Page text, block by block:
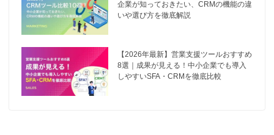
企業が知っておきたい、CRMの機能の違
いや選び方を徹底解説
【2026年最新】営業支援ツールおすすめ
8選｜成果が見える！中小企業でも導入
しやすいSFA・CRMを徹底比較